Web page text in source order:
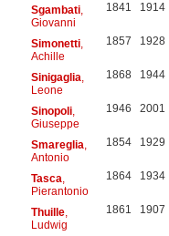
Sgambati,
Giovanni
1841 1914
Simonetti,
Achille
1857 1928
Sinigaglia
Leone
1868 1944
Sinopoli,
Giuseppe
1946 2001
Smareglia
Antonio
1854 1929
Tasca
Pierantonio
1864 1934
Thuille,
Ludwig
1861 1907